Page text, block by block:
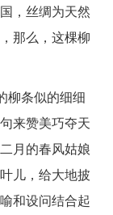
，丝绸为天然
那么，这棵柳
柳条似的细细
来赞美巧夺天
月的春风姑娘
儿，给大地披
和设问结合起